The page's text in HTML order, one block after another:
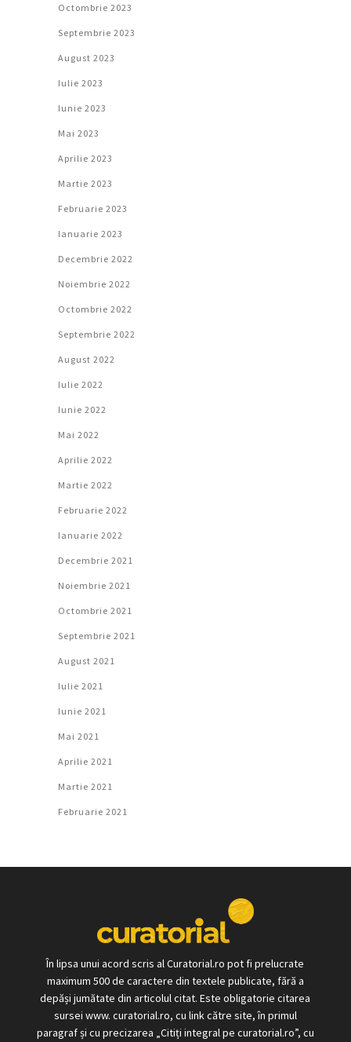
Octombrie 2023
Septembrie 2023
August 2023
Iulie 2023
Iunie 2023
Mai 2023
Aprilie 2023
Martie 2023
Februarie 2023
Ianuarie 2023
Decembrie 2022
Noiembrie 2022
Octombrie 2022
Septembrie 2022
August 2022
Iulie 2022
Iunie 2022
Mai 2022
Aprilie 2022
Martie 2022
Februarie 2022
Ianuarie 2022
Decembrie 2021
Noiembrie 2021
Octombrie 2021
Septembrie 2021
August 2021
Iulie 2021
Iunie 2021
Mai 2021
Aprilie 2021
Martie 2021
Februarie 2021
În lipsa unui acord scris al Curatorial.ro pot fi prelucrate
maximum 500 de caractere din textele publicate, fără a
depăși jumătate din articolul citat. Este obligatorie citarea
sursei www. curatorial.ro, cu link către site, în primul
paragraf și cu precizarea „Citiți integral pe curatorial.ro”, cu